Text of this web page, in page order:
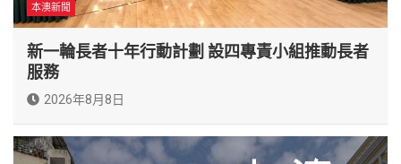
本澳新聞
新一輪長者十年行動計劃 設四專責小組推動長者
服務
2026年8月8日